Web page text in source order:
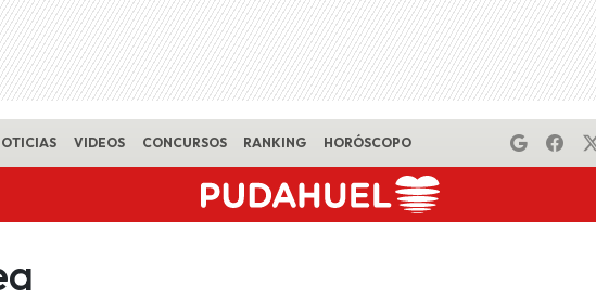
VIDEOS CONCURSOS RANKING HORÓSCOPO